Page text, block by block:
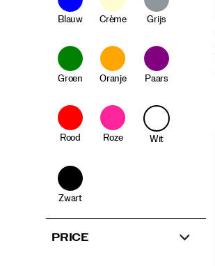
Blauw Crème Grijs
Groen Oranje Paars
Rood Roze Wit
Zwart
PRICE